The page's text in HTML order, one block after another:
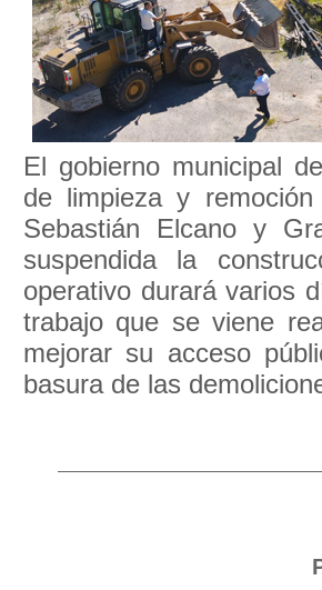
El gobierno municipal
de limpieza y
Sebastián Elcano y
suspendida la
operativo durará varios
trabajo que se viene
mejorar su acceso
basura de las